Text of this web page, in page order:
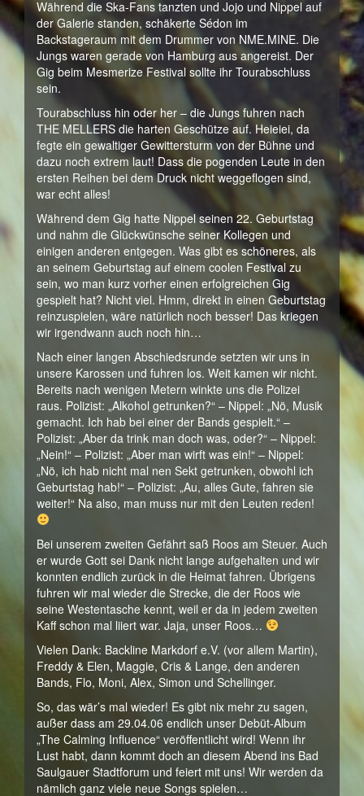
Während die Ska-Fans tanzten und Jojo und Nippel auf
der Galerie standen, schäkerte Sédon im
Backstageraum mit dem Drummer von NME.MINE. Die
Jungs waren gerade von Hamburg aus angereist. Der
Gig beim Mesmerize Festival sollte ihr Tourabschluss
sein.
Tourabschluss hin oder her – die Jungs fuhren nach
THE MELLERS die harten Geschütze auf. Heieiei, da
fegte ein gewaltiger Gewittersturm von der Bühne und
dazu noch extrem laut! Dass die pogenden Leute in den
ersten Reihen bei dem Druck nicht weggeflogen sind,
war echt alles!
Während dem Gig hatte Nippel seinen 22. Geburtstag
und nahm die Glückwünsche seiner Kollegen und
einigen anderen entgegen. Was gibt es schöneres, als
an seinem Geburtstag auf einem coolen Festival zu
sein, wo man kurz vorher einen erfolgreichen Gig
gespielt hat? Nicht viel. Hmm, direkt in einen Geburtstag
reinzuspielen, wäre natürlich noch besser! Das kriegen
wir irgendwann auch noch hin…
Nach einer langen Abschiedsrunde setzten wir uns in
unsere Karossen und fuhren los. Weit kamen wir nicht.
Bereits nach wenigen Metern winkte uns die Polizei
raus. Polizist: „Alkohol getrunken?“ – Nippel: „Nö, Musik
gemacht. Ich hab bei einer der Bands gespielt.“ –
Polizist: „Aber da trink man doch was, oder?“ – Nippel:
„Nein!“ – Polizist: „Aber man wirft was ein!“ – Nippel:
„Nö, ich hab nicht mal nen Sekt getrunken, obwohl ich
Geburtstag hab!“ – Polizist: „Au, alles Gute, fahren sie
weiter!“ Na also, man muss nur mit den Leuten reden!
Bei unserem zweiten Gefährt saß Roos am Steuer. Auch
er wurde Gott sei Dank nicht lange aufgehalten und wir
konnten endlich zurück in die Heimat fahren. Übrigens
fuhren wir mal wieder die Strecke, die der Roos wie
seine Westentasche kennt, weil er da in jedem zweiten
Kaff schon mal liiert war. Jaja, unser Roos…
Vielen Dank: Backline Markdorf e.V. (vor allem Martin),
Freddy & Elen, Maggie, Cris & Lange, den anderen
Bands, Flo, Moni, Alex, Simon und Schellinger.
So, das wär’s mal wieder! Es gibt nix mehr zu sagen,
außer dass am 29.04.06 endlich unser Debüt-Album
„The Calming Influence“ veröffentlicht wird! Wenn ihr
Lust habt, dann kommt doch an diesem Abend ins Bad
Saulgauer Stadtforum und feiert mit uns! Wir werden da
nämlich ganz viele neue Songs spielen…